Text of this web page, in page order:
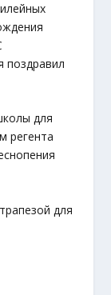
поздравил
для
регента
для